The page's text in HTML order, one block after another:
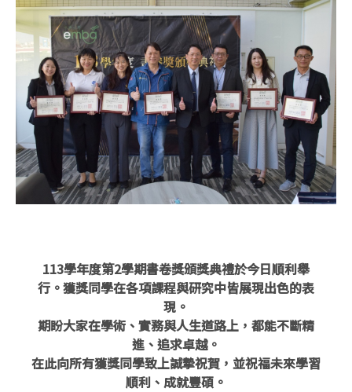
113學年度第2學期書卷獎頒獎典禮於今日順利舉
行。獲獎同學在各項課程與研究中皆展現出色的表
現。
期盼大家在學術、實務與人生道路上，都能不斷精
進、追求卓越。
在此向所有獲獎同學致上誠摯祝賀，並祝福未來學習
順利、成就豐碩。